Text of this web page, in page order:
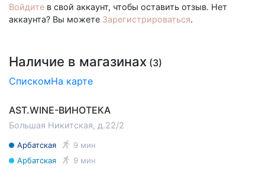
Войдите в свой аккаунт, чтобы оставить отзыв. Нет
аккаунта? Вы можете Зарегистрироваться.
Наличие в магазинах (3)
СпискомНа карте
AST.WINE-ВИНОТЕКА
Большая Никитская, д.22/2
Арбатская
9 мин
Арбатская
9 мин